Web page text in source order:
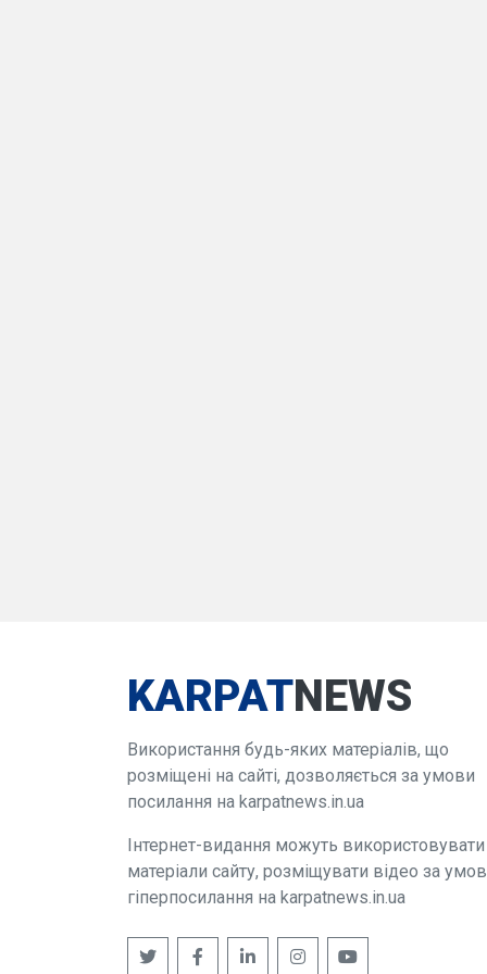
KARPATNEWS
Використання будь-яких матеріалів, що
розміщені на сайті, дозволяється за умови
посилання на karpatnews.in.ua
Інтернет-видання можуть використовувати
матеріали сайту, розміщувати відео за
гіперпосилання на karpatnews.in.ua